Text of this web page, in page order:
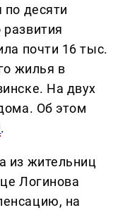
десяти
почти 16 тыс.
жилья в
На двух
Об этом
.
из жительниц
Логинова
на